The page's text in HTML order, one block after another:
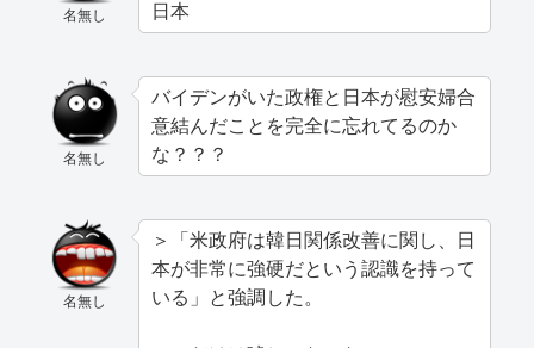
名無し
日本
名無し
バイデンがいた政権と日本が慰安婦合
意結んだことを完全に忘れてるのか
な？？？
名無し
＞「米政府は韓日関係改善に関し、日
本が非常に強硬だという認識を持って
いる」と強調した。